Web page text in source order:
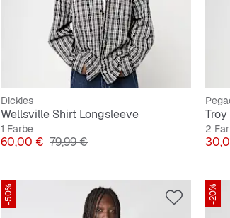
Dickies
Wellsville Shirt Longsleeve
1 Farbe
Preis
60,00 € Originalpreis
79,99 €
2
Preis
-50% -20%